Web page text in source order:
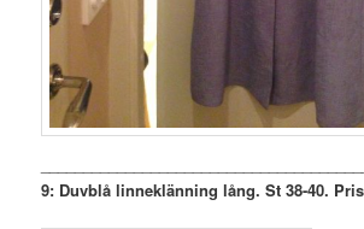
9: Duvblå linneklänning lång. St 38-40.